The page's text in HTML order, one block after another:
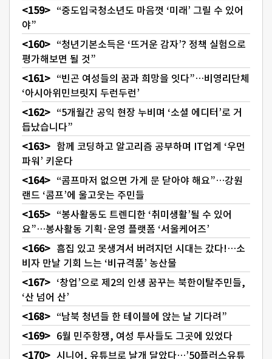
“중도입국청소년도 마음껏 ‘미래’ 그릴 수 있어
야”
“청년기본소득은 ‘뜨거운 감자’? 정책 실험으로
평가해보면 될 것”
“빈곤 여성들의 꿈과 희망을 잇다”…비영리단체
‘아시아위민브릿지 두런두런’
“5개월간 공익 현장 누비며 ‘소셜 에디터’로 거
듭났습니다”
함께 코딩하고 알고리즘 공부하며 IT업계 ‘우먼
파워’ 키운다
“콤프마저 없으면 가게 문 닫아야 해요”…강원
랜드 ‘콤프’에 울고웃는 주민들
“봉사활동도 트렌디한 ‘취미생활’될 수 있어
요”…봉사활동 기획·운영 플랫폼 ‘서울케어즈’
흠집 있고 못생겨서 버려지던 시대는 갔다!…소
비자 만날 기회 느는 ‘비규격품’ 농산물
‘창업’으로 제2의 인생 꿈꾸는 북한이탈주민들,
‘산 넘어 산’
“남북 청년들 한 테이블에 앉는 날 기다려”
6월 민주항쟁, 여성 투사들도 그곳에 있었다
시니어, 유튜브로 날개 달았다…’50플러스유튜